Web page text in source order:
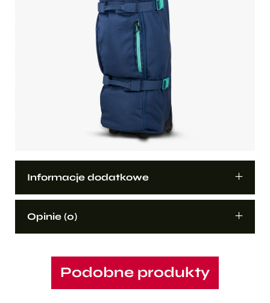
Informacje dodatkowe
Opinie (0)
Podobne produkty